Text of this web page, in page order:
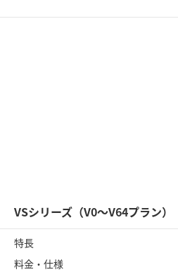
VSシリーズ（V0～V64プラン）
特長
料金・仕様